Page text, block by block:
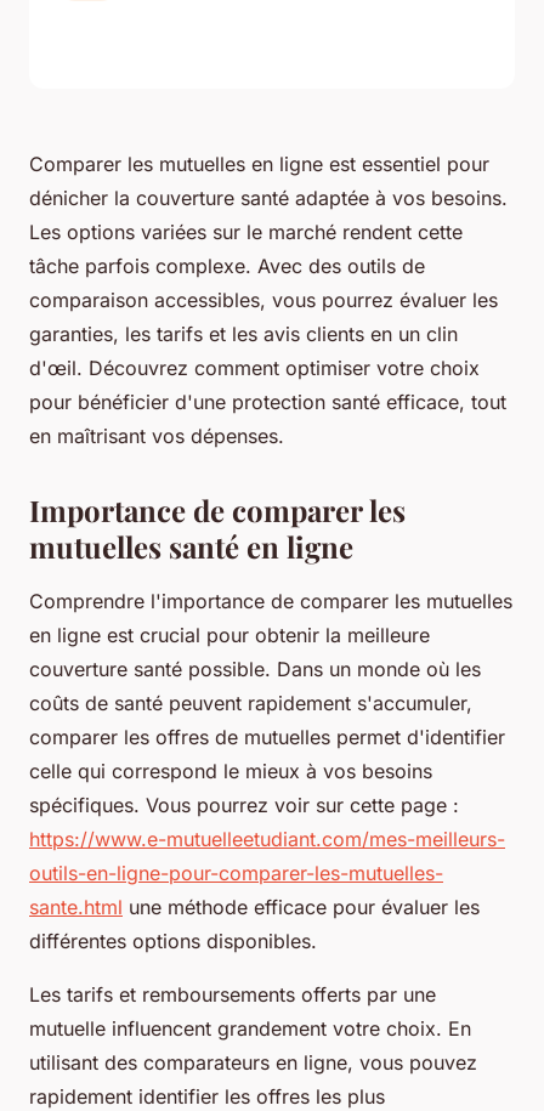
Comparer les mutuelles en ligne est essentiel pour
dénicher la couverture santé adaptée à vos besoins.
Les options variées sur le marché rendent cette
tâche parfois complexe. Avec des outils de
comparaison accessibles, vous pourrez évaluer les
garanties, les tarifs et les avis clients en un clin
d'œil. Découvrez comment optimiser votre choix
pour bénéficier d'une protection santé efficace, tout
en maîtrisant vos dépenses.
Importance de comparer les
mutuelles santé en ligne
Comprendre l'importance de comparer les mutuelles
en ligne est crucial pour obtenir la meilleure
couverture santé possible. Dans un monde où les
coûts de santé peuvent rapidement s'accumuler,
comparer les offres de mutuelles permet d'identifier
celle qui correspond le mieux à vos besoins
spécifiques. Vous pourrez voir sur cette page :
https://www.e-mutuelleetudiant.com/mes-meilleurs-
outils-en-ligne-pour-comparer-les-mutuelles-
sante.html une méthode efficace pour évaluer les
différentes options disponibles.
Les tarifs et remboursements offerts par une
mutuelle influencent grandement votre choix. En
utilisant des comparateurs en ligne, vous pouvez
rapidement identifier les offres les plus